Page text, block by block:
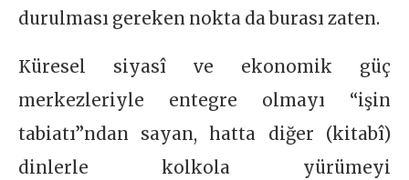
durulması gereken nokta da burası zaten.
Küresel siyasî ve ekonomik güç
merkezleriyle entegre olmayı “işin
tabiatı”ndan sayan, hatta diğer (kitabî)
dinlerle kolkola yürümeyi